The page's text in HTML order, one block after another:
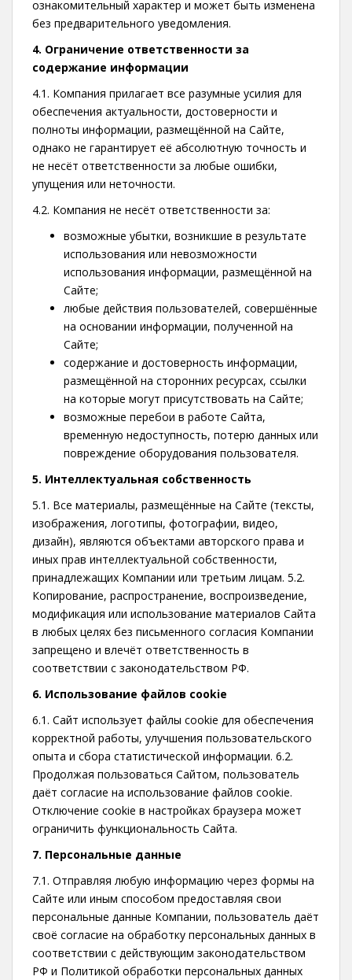
ознакомительный характер и может быть изменена
без предварительного уведомления.
4. Ограничение ответственности за
содержание информации
4.1. Компания прилагает все разумные усилия для
обеспечения актуальности, достоверности и
полноты информации, размещённой на Сайте,
однако не гарантирует её абсолютную точность и
не несёт ответственности за любые ошибки,
упущения или неточности.
4.2. Компания не несёт ответственности за:
возможные убытки, возникшие в результате
использования или невозможности
использования информации, размещённой на
Сайте;
любые действия пользователей, совершённые
на основании информации, полученной на
Сайте;
содержание и достоверность информации,
размещённой на сторонних ресурсах, ссылки
на которые могут присутствовать на Сайте;
возможные перебои в работе Сайта,
временную недоступность, потерю данных или
повреждение оборудования пользователя.
5. Интеллектуальная собственность
5.1. Все материалы, размещённые на Сайте (тексты,
изображения, логотипы, фотографии, видео,
дизайн), являются объектами авторского права и
иных прав интеллектуальной собственности,
принадлежащих Компании или третьим лицам. 5.2.
Копирование, распространение, воспроизведение,
модификация или использование материалов Сайта
в любых целях без письменного согласия Компании
запрещено и влечёт ответственность в
соответствии с законодательством РФ.
6. Использование файлов cookie
6.1. Сайт использует файлы cookie для обеспечения
корректной работы, улучшения пользовательского
опыта и сбора статистической информации. 6.2.
Продолжая пользоваться Сайтом, пользователь
даёт согласие на использование файлов cookie.
Отключение cookie в настройках браузера может
ограничить функциональность Сайта.
7. Персональные данные
7.1. Отправляя любую информацию через формы на
Сайте или иным способом предоставляя свои
персональные данные Компании, пользователь даёт
своё согласие на обработку персональных данных в
соответствии с действующим законодательством
РФ и Политикой обработки персональных данных